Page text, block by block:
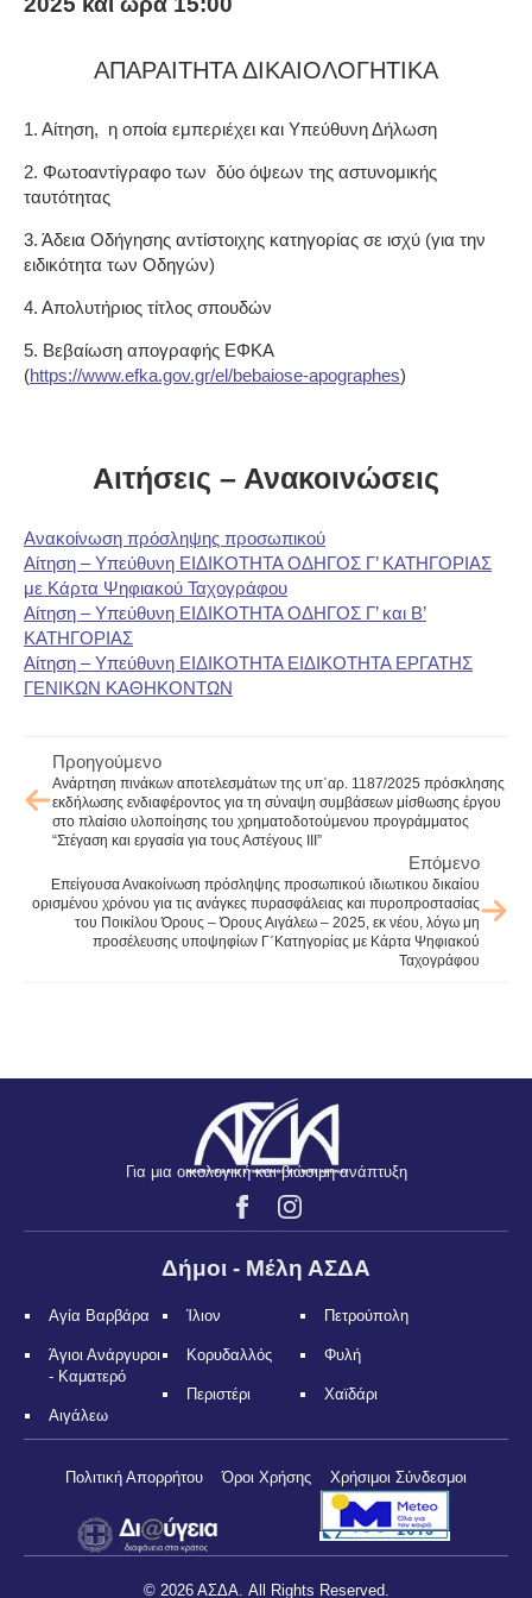
ΑΠΑΡΑΙΤΗΤΑ ΔΙΚΑΙΟΛΟΓΗΤΙΚΑ
1. Αίτηση, η οποία εμπεριέχει και Υπεύθυνη Δήλωση
2. Φωτοαντίγραφο των δύο όψεων της αστυνομικής
ταυτότητας
3. Άδεια Οδήγησης αντίστοιχης κατηγορίας σε ισχύ (για την
ειδικότητα των Οδηγών)
4. Απολυτήριος τίτλος σπουδών
5. Βεβαίωση απογραφής ΕΦΚΑ
(https://www.efka.gov.gr/el/bebaiose-apographes)
Αιτήσεις – Ανακοινώσεις
Ανακοίνωση πρόσληψης προσωπικού
Αίτηση – Υπεύθυνη ΕΙΔΙΚΟΤΗΤΑ ΟΔΗΓΟΣ Γ’ ΚΑΤΗΓΟΡΙΑΣ
με Κάρτα Ψηφιακού Ταχογράφου
Αίτηση – Υπεύθυνη ΕΙΔΙΚΟΤΗΤΑ ΟΔΗΓΟΣ Γ’ και Β’
ΚΑΤΗΓΟΡΙΑΣ
Αίτηση – Υπεύθυνη ΕΙΔΙΚΟΤΗΤΑ ΕΙΔΙΚΟΤΗΤΑ ΕΡΓΑΤΗΣ
ΓΕΝΙΚΩΝ ΚΑΘΗΚΟΝΤΩΝ
Προηγούμενο
Ανάρτηση πινάκων αποτελεσμάτων της υπ΄αρ. 1187/2025 πρόσκλησης
εκδήλωσης ενδιαφέροντος για τη σύναψη συμβάσεων μίσθωσης έργου
στο πλαίσιο υλοποίησης του χρηματοδοτούμενου προγράμματος
“Στέγαση και εργασία για τους Αστέγους ΙΙΙ”
Επόμενο
Επείγουσα Ανακοίνωση πρόσληψης προσωπικού ιδιωτικου δικαίου
ορισμένου χρόνου για τις ανάγκες πυρασφάλειας και πυροπροστασίας
του Ποικίλου Όρους – Όρους Αιγάλεω – 2025, εκ νέου, λόγω μη
προσέλευσης υποψηφίων Γ΄Κατηγορίας με Κάρτα Ψηφιακού
Ταχογράφου
Για μια οικολογική και βιώσιμη ανάπτυξη
Δήμοι - Μέλη ΑΣΔΑ
Αγία Βαρβάρα
Άγιοι Ανάργυροι
- Καματερό
Αιγάλεω
Ίλιον
Κορυδαλλός
Περιστέρι
Πετρούπολη
Φυλή
Χαϊδάρι
Πολιτική Απορρήτου Όροι Χρήσης Χρήσιμοι Σύνδεσμοι
© 2026 ΑΣΔΑ. All Rights Reserved.